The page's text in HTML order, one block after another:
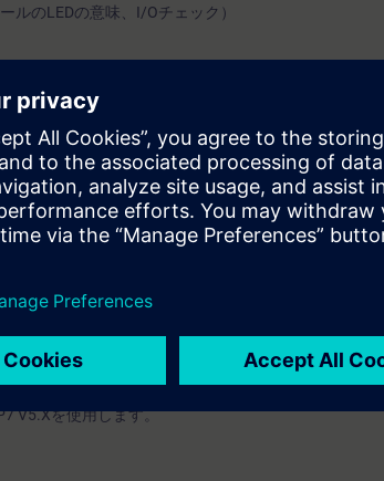
ルのLEDの意味、I/Oチェック）
築(ET200S)
転送
有すること
V5.Xを使用します。